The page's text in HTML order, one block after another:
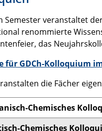
Semester veranstaltet
renommierte
das
für GDCh-Kolloquium
die Fächer
Chemisches
Chemisches